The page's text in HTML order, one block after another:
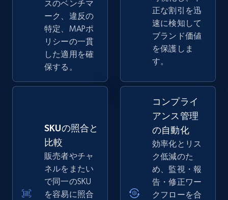
スのベンチマ
ーク、違反の
特定、MAPポ
リシーの一貫
した適用を確
保する。
正な割引を迅
速に検知して
ブランド価値
を保護しま
す。
SKUの照合と
比較
販売者やチャ
ネルをまたい
で同一のSKU
を容易に照合
コンプライ
アンス管理
の自動化
効率化とリス
ク低減のた
め、監視・報
告・修正ワー
クフローを合